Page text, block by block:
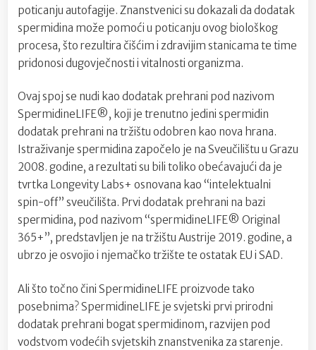
poticanju autofagije. Znanstvenici su dokazali da dodatak
spermidina može pomoći u poticanju ovog biološkog
procesa, što rezultira čišćim i zdravijim stanicama te time
pridonosi dugovječnosti i vitalnosti organizma.
Ovaj spoj se nudi kao dodatak prehrani pod nazivom
SpermidineLIFE®, koji je trenutno jedini spermidin
dodatak prehrani na tržištu odobren kao nova hrana.
Istraživanje spermidina započelo je na Sveučilištu u Grazu
2008. godine, a rezultati su bili toliko obećavajući da je
tvrtka Longevity Labs+ osnovana kao “intelektualni
spin-off” sveučilišta. Prvi dodatak prehrani na bazi
spermidina, pod nazivom “spermidineLIFE® Original
365+”, predstavljen je na tržištu Austrije 2019. godine, a
ubrzo je osvojio i njemačko tržište te ostatak EU i SAD.
Ali što točno čini SpermidineLIFE proizvode tako
posebnima? SpermidineLIFE je svjetski prvi prirodni
dodatak prehrani bogat spermidinom, razvijen pod
vodstvom vodećih svjetskih znanstvenika za starenje.